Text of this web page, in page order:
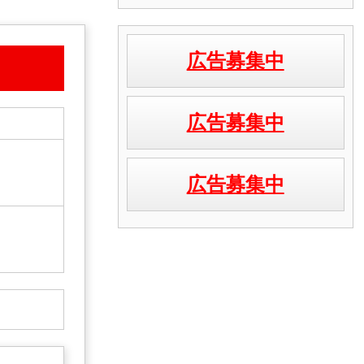
広告募集中
広告募集中
広告募集中